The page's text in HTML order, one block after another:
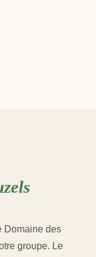
Domaine des
groupe. Le